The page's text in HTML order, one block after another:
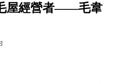
屋經營者——毛韋